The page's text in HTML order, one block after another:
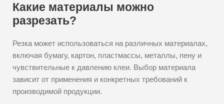
Какие материалы можно
разрезать?
Резка может использоваться на различных материалах,
включая бумагу, картон, пластмассы, металлы, пену и
чувствительные к давлению клеи. Выбор материала
зависит от применения и конкретных требований к
производимой продукции.